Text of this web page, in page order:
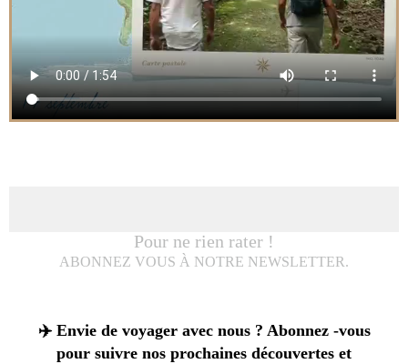
Pour ne rien rater !
ABONNEZ VOUS À NOTRE NEWSLETTER.
✈️ Envie de voyager avec nous ? Abonnez -vous
pour suivre nos prochaines découvertes et